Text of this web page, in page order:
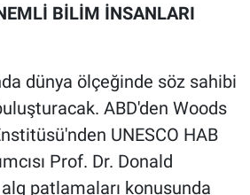
BİLİM İNSANLARI
dünya ölçeğinde söz sahibi
ABD'den Woods
UNESCO HAB
Prof. Dr. Donald
patlamaları konusunda